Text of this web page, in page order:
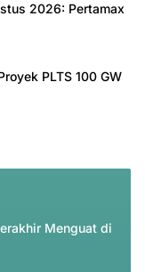
2026: Pertamax
PLTS 100 GW
Menguat di